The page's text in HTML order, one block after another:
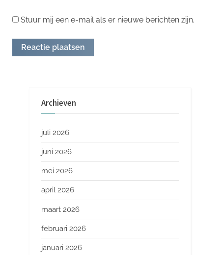
Stuur mij een e-mail als er nieuwe berichten zijn.
Archieven
juli 2026
juni 2026
mei 2026
april 2026
maart 2026
februari 2026
januari 2026